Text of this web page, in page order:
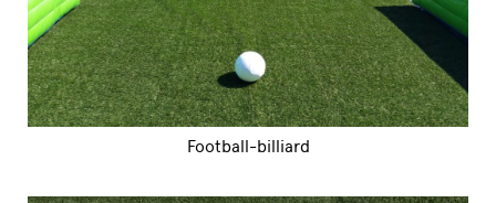
Football-billiard